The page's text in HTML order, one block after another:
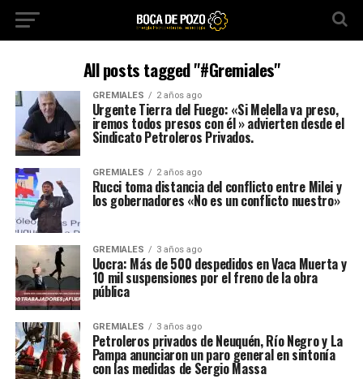
All posts tagged "#Gremiales"
GREMIALES 2 años ago
Urgente Tierra del Fuego: «Si Melella va preso,
iremos todos presos con él » advierten desde el
Sindicato Petroleros Privados.
GREMIALES 2 años ago
Rucci toma distancia del conflicto entre Milei y
los gobernadores «No es un conflicto nuestro»
GREMIALES 3 años ago
Uocra: Más de 500 despedidos en Vaca Muerta y
10 mil suspensiones por el freno de la obra
pública
GREMIALES 3 años ago
Petroleros privados de Neuquén, Río Negro y La
Pampa anunciaron un paro general en sintonía
con las medidas de Sergio Massa